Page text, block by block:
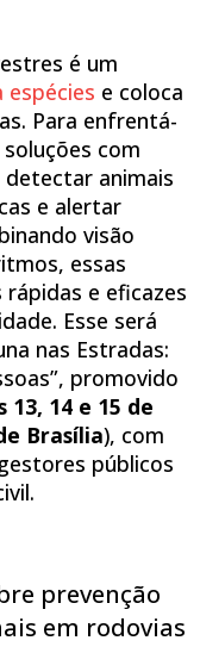
é um
espécies e coloca
Para enfrentá-
com
animais
e alertar
visão
essas
e eficazes
Esse será
nas Estradas:
promovido
13, 14 e 15 de
Brasília), com
públicos
prevenção
em rodovias